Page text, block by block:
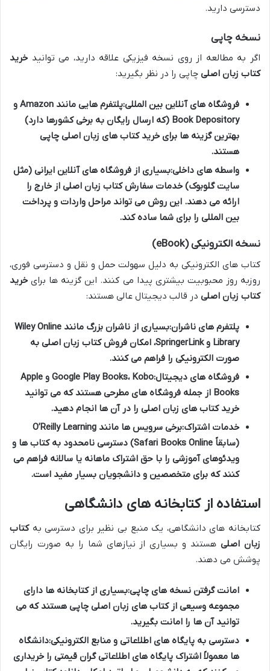
دسترسی دارید.
نسخه چاپی
اگر به مطالعه از روی نسخه فیزیکی علاقه دارید، می توانید خرید
کتاب زبان اصلی چاپی را در نظر بگیرید:
فروشگاه های آنلاین بین المللی:
پلتفرم هایی مانند Amazon و
Book Depository (که ارسال رایگان به برخی کشورها دارد)
بهترین گزینه ها برای خرید کتاب های زبان اصلی چاپی
هستند.
واسطه های داخلی:بسیاری از فروشگاه های آنلاین ایرانی (مثل
سایت گلوبوک) خدمات سفارش کتاب زبان اصلی از خارج را
ارائه می دهند. این روش می تواند مراحل واردات و پرداخت
بین المللی را برای شما ساده کند.
نسخه الکترونیکی (eBook)
کتاب های الکترونیکی به دلیل سهولت حمل و نقل و دسترسی فوری،
روزبه روز محبوبیت بیشتری پیدا می کنند. این گزینه ها برای خرید
کتاب زبان اصلی در قالب دیجیتال عالی هستند:
پلتفرم های ناشران:
بسیاری از ناشران بزرگ مانند Wiley Online
Library و SpringerLink، امکان
فروش کتاب زبان اصلی به
صورت الکترونیکی را فراهم می کنند.
فروشگاه های دیجیتال:
Google Play Books، Kobo و Apple
Books از جمله فروشگاه های مطرحی هستند که می توانید
خرید کتاب های زبان اصلی را در آن ها انجام دهید.
خدمات اشتراک:
برخی سرویس ها مانند O’Reilly Learning
(سابقاً Safari Books Online) دسترسی نامحدود به کتاب ها و
ویدئوهای آموزشی را با حق اشتراک ماهانه یا سالانه فراهم می
کنند که برای متخصصین و دانشجویان بسیار مفید است.
استفاده از کتابخانه های دانشگاهی
کتابخانه های دانشگاهی، یک منبع بی نظیر برای دسترسی بهکتاب
زبان اصلیهستند و بسیاری از نیازهای شما را به صورت رایگان
پوشش می دهند.
امانت گرفتن نسخه های چاپی:بسیاری از کتابخانه ها دارای
مجموعه وسیعی ازکتاب های زبان اصلی چاپی هستند که می
توانید آن ها را امانت بگیرید.
دسترسی به پایگاه های اطلاعاتی و منابع الکترونیکی:دانشگاه
ها معمولاً اشتراک پایگاه های اطلاعاتی گران قیمتی را خریداری